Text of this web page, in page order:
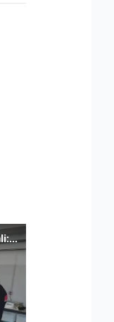
Alto Friuli, formaggi e burro venduti come locali: nei prodotti latte da fuori regione e dall’estero